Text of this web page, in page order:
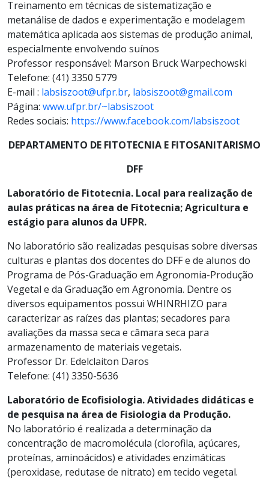
Treinamento em técnicas de sistematização e
metanálise de dados e experimentação e modelagem
matemática aplicada aos sistemas de produção animal,
especialmente envolvendo suínos
Professor responsável: Marson Bruck Warpechowski
Telefone: (41) 3350 5779
E-mail : labsiszoot@ufpr.br, labsiszoot@gmail.com
Página: www.ufpr.br/~labsiszoot
Redes sociais: https://www.facebook.com/labsiszoot
DEPARTAMENTO DE FITOTECNIA E FITOSANITARISMO
DFF
Laboratório de Fitotecnia. Local para realização de
aulas práticas na área de Fitotecnia; Agricultura e
estágio para alunos da UFPR.
No laboratório são realizadas pesquisas sobre diversas
culturas e plantas dos docentes do DFF e de alunos do
Programa de Pós-Graduação em Agronomia-Produção
Vegetal e da Graduação em Agronomia. Dentre os
diversos equipamentos possui WHINRHIZO para
caracterizar as raízes das plantas; secadores para
avaliações da massa seca e câmara seca para
armazenamento de materiais vegetais.
Professor Dr. Edelclaiton Daros
Telefone: (41) 3350-5636
Laboratório de Ecofisiologia. Atividades didáticas e
de pesquisa na área de Fisiologia da Produção.
No laboratório é realizada a determinação da
concentração de macromolécula (clorofila, açúcares,
proteínas, aminoácidos) e atividades enzimáticas
(peroxidase, redutase de nitrato) em tecido vegetal.